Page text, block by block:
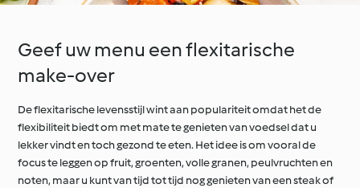
Geef uw menu een flexitarische
make-over
De flexitarische levensstijl wint aan populariteit omdat het de
flexibiliteit biedt om met mate te genieten van voedsel dat u
lekker vindt en toch gezond te eten. Het idee is om vooral de
focus te leggen op fruit, groenten, volle granen, peulvruchten en
noten, maar u kunt van tijd tot tijd nog genieten van een steak of